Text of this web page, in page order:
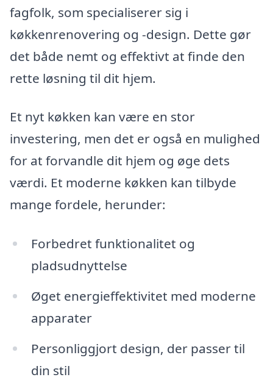
fagfolk, som specialiserer sig i
køkkenrenovering og -design. Dette gør
det både nemt og effektivt at finde den
rette løsning til dit hjem.
Et nyt køkken kan være en stor
investering, men det er også en mulighed
for at forvandle dit hjem og øge dets
værdi. Et moderne køkken kan tilbyde
mange fordele, herunder:
Forbedret funktionalitet og
pladsudnyttelse
Øget energieffektivitet med moderne
apparater
Personliggjort design, der passer til
din stil